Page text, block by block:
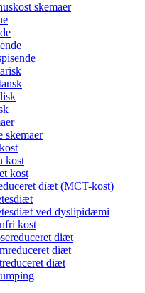
skemaer
skemaer
kost
kost
diæt (MCT-kost)
ved dyslipidæmi
kost
diæt
diæt
diæt